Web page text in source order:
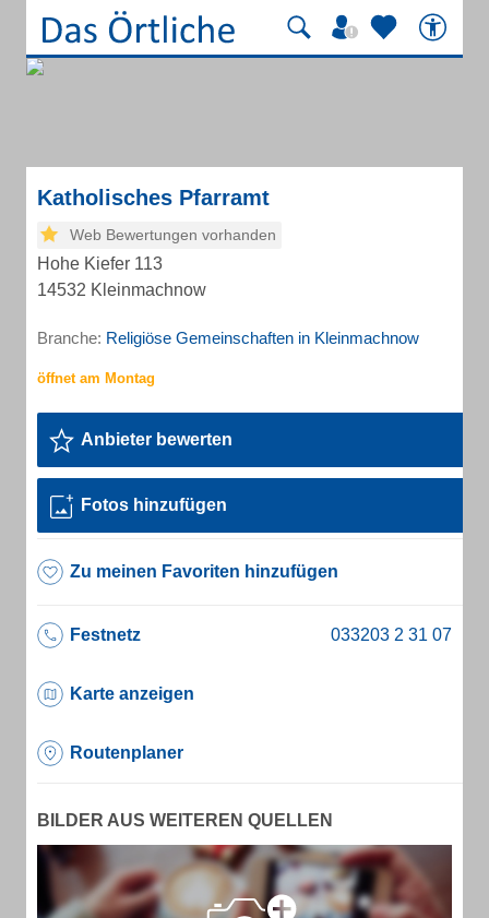
Katholisches Pfarramt
Web Bewertungen vorhanden
Hohe Kiefer 113
14532 Kleinmachnow
Branche: Religiöse Gemeinschaften in Kleinmachnow
Anbieter bewerten
Fotos hinzufügen
Zu meinen Favoriten hinzufügen
Festnetz
Karte anzeigen
Routenplaner
BILDER AUS WEITEREN QUELLEN